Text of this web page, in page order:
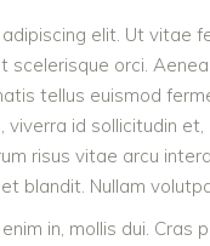
elit. Ut vitae
orci.
tellus euismod
viverra id sollicitudin
risus vitae arcu
blandit. Nullam
in, mollis dui.